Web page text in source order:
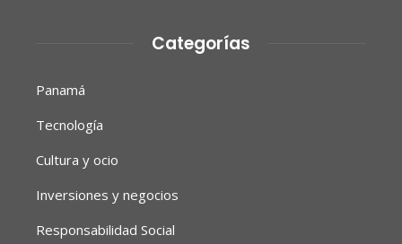
Categorías
Panamá
Tecnología
Cultura y ocio
Inversiones y negocios
Responsabilidad Social